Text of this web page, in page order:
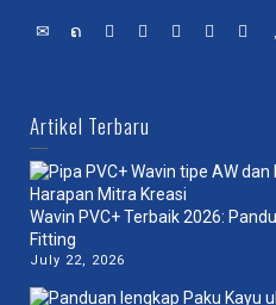
Artikel Terbaru
Wavin PVC+ Terbaik 2026:
Fitting
July 22, 2026